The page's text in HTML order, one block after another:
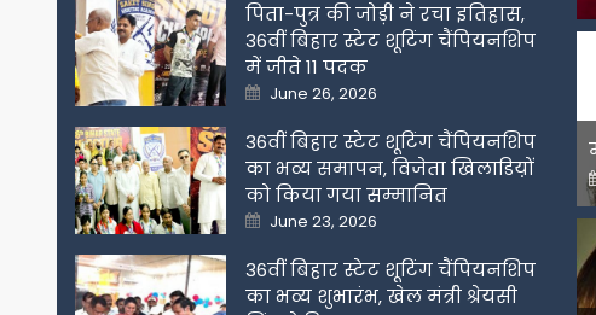
पिता-पुत्र की जोड़ी ने रचा इतिहास,
36वीं बिहार स्टेट शूटिंग चैंपियनशिप
में जीते 11 पदक
Posted
on
June 26, 2026
36वीं बिहार स्टेट शूटिंग चैंपियनशिप
का भव्य समापन, विजेता खिलाडिय़ों
को किया गया सम्मानित
Posted
on
June 23, 2026
36वीं बिहार स्टेट शूटिंग चैंपियनशिप
का भव्य शुभारंभ, खेल मंत्री श्रेयसी